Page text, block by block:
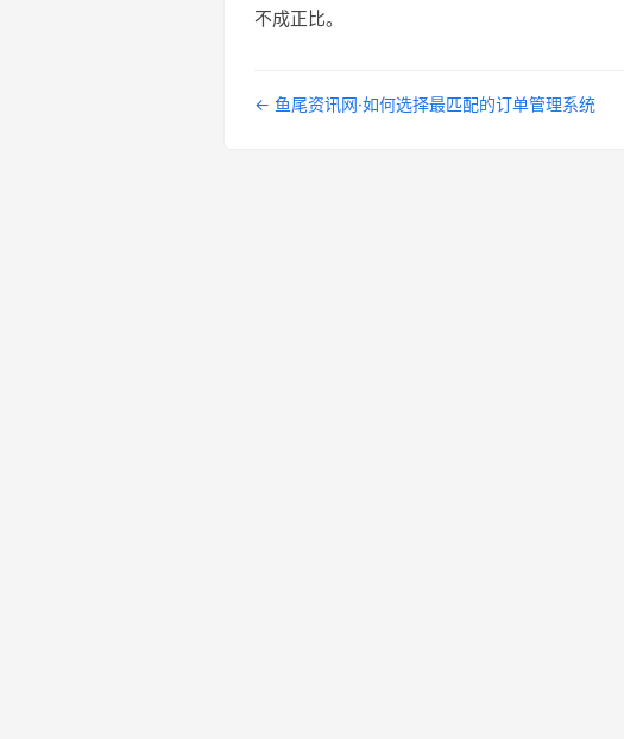
不成正比。
← 鱼尾资讯网·如何选择最匹配的订单管理系统